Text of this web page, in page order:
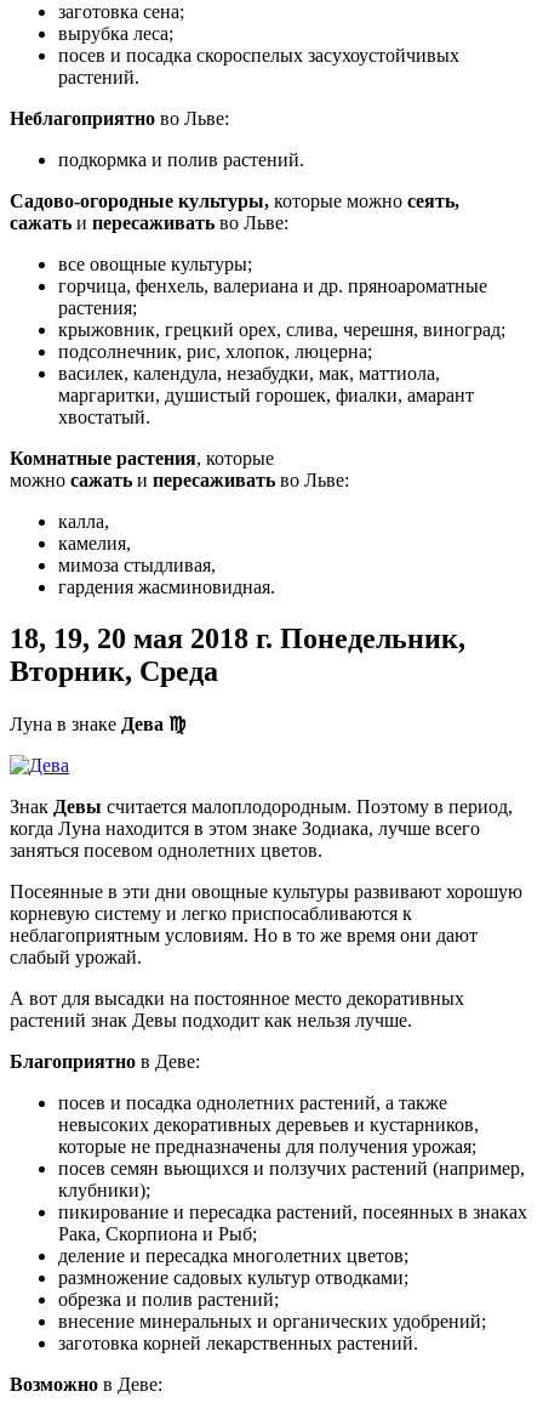
заготовка сена;
вырубка леса;
посев и посадка скороспелых засухоустойчивых
растений.
Неблагоприятно во Льве:
подкормка и полив растений.
Садово-огородные культуры, которые можно сеять,
сажать и пересаживать во Льве:
все овощные культуры;
горчица, фенхель, валериана и др. пряноароматные
растения;
крыжовник, грецкий орех, слива, черешня, виноград;
подсолнечник, рис, хлопок, люцерна;
василек, календула, незабудки, мак, маттиола,
маргаритки, душистый горошек, фиалки, амарант
хвостатый.
Комнатные растения, которые
можно сажать и пересаживать во Льве:
калла,
камелия,
мимоза стыдливая,
гардения жасминовидная.
18, 19, 20 мая 2018 г. Понедельник,
Вторник, Среда
Луна в знаке Дева ♍
Знак Девы считается малоплодородным. Поэтому в период,
когда Луна находится в этом знаке Зодиака, лучше всего
заняться посевом однолетних цветов.
Посеянные в эти дни овощные культуры развивают хорошую
корневую систему и легко приспосабливаются к
неблагоприятным условиям. Но в то же время они дают
слабый урожай.
А вот для высадки на постоянное место декоративных
растений знак Девы подходит как нельзя лучше.
Благоприятно в Деве:
посев и посадка однолетних растений, а также
невысоких декоративных деревьев и кустарников,
которые не предназначены для получения урожая;
посев семян вьющихся и ползучих растений (например,
клубники);
пикирование и пересадка растений, посеянных в знаках
Рака, Скорпиона и Рыб;
деление и пересадка многолетних цветов;
размножение садовых культур отводками;
обрезка и полив растений;
внесение минеральных и органических удобрений;
заготовка корней лекарственных растений.
Возможно в Деве: